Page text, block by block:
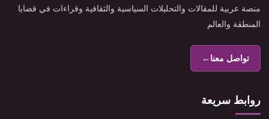
منصة عربية للمقالات والتحليلات السياسية والثقافية وقراءات في قضايا
المنطقة والعالم
تواصل معنا←
روابط سريعة